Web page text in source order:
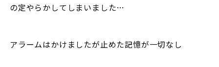
の定やらかしてしまいました…
アラームはかけましたが止めた記憶が一切なし